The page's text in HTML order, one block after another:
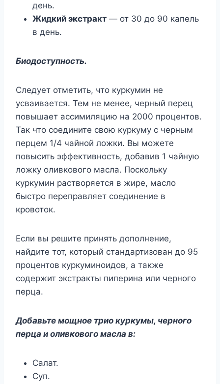
день.
Жидкий экстракт — от 30 до 90 капель
в день.
Биодоступность.
Следует отметить, что куркумин не
усваивается. Тем не менее, черный перец
повышает ассимиляцию на 2000 процентов.
Так что соедините свою куркуму с черным
перцем 1/4 чайной ложки. Вы можете
повысить эффективность, добавив 1 чайную
ложку оливкового масла. Поскольку
куркумин растворяется в жире, масло
быстро переправляет соединение в
кровоток.
Если вы решите принять дополнение,
найдите тот, который стандартизован до 95
процентов куркуминоидов, а также
содержит экстракты пиперина или черного
перца.
Добавьте мощное трио куркумы, черного
перца и оливкового масла в:
Салат.
Суп.